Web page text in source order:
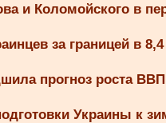
и Коломойского в
за границей в
прогноз роста
Украины к